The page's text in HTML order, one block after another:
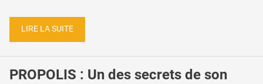
LIRE LA SUITE
PROPOLIS : Un des secrets de son